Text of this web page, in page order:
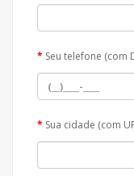
Seu telefone (com
Sua cidade (com